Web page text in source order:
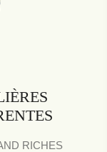
RICHES